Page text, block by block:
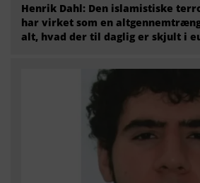
Henrik Dahl: Den islamistiske
har virket som en
alt, hvad der til daglig er skjult i